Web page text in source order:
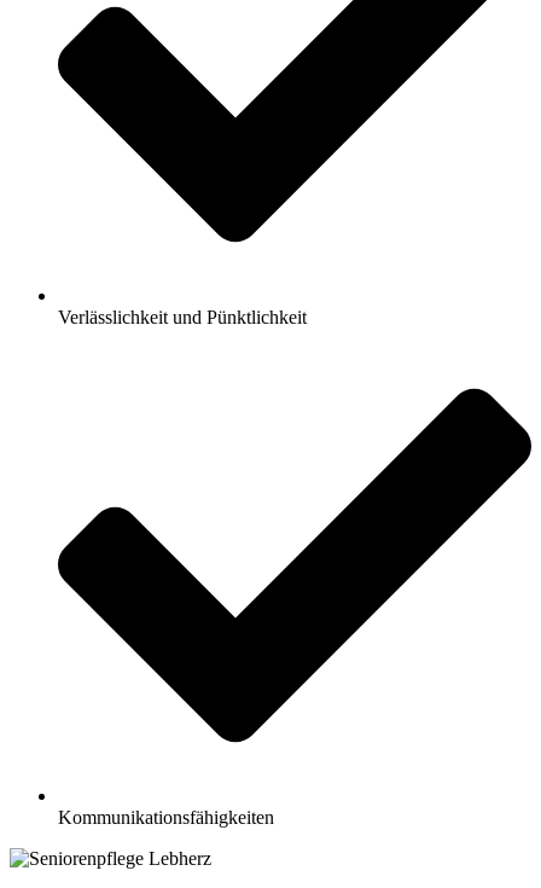
Verlässlichkeit und Pünktlichkeit
Kommunikationsfähigkeiten